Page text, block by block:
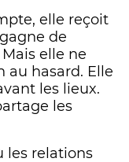
elle reçoit
de
Mais elle ne
au hasard. Elle
les lieux.
les
les relations